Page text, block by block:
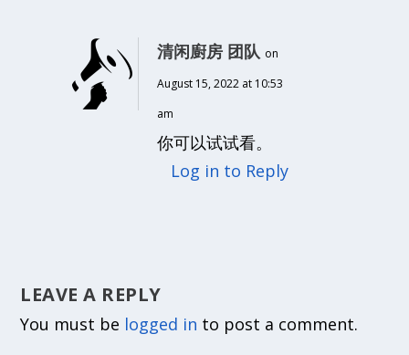
清闲廚房 团队 on
August 15, 2022 at 10:53
am
你可以试试看。
Log in to Reply
LEAVE A REPLY
You must be logged in to post a comment.